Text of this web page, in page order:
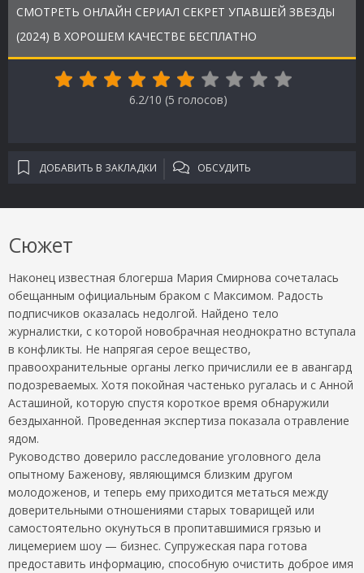
СМОТРЕТЬ ОНЛАЙН СЕРИАЛ СЕКРЕТ УПАВШЕЙ ЗВЕЗДЫ
(2024) В ХОРОШЕМ КАЧЕСТВЕ БЕСПЛАТНО
6.2/10 (5 голосов)
ДОБАВИТЬ В ЗАКЛАДКИ ОБСУДИТЬ
Сюжет
Наконец известная блогерша Мария Смирнова сочеталась
обещанным официальным браком с Максимом. Радость
подписчиков оказалась недолгой. Найдено тело
журналистки, с которой новобрачная неоднократно вступала
в конфликты. Не напрягая серое вещество,
правоохранительные органы легко причислили ее в авангард
подозреваемых. Хотя покойная частенько ругалась и с Анной
Асташиной, которую спустя короткое время обнаружили
бездыханной. Проведенная экспертиза показала отравление
ядом.
Руководство доверило расследование уголовного дела
опытному Баженову, являющимся близким другом
молодоженов, и теперь ему приходится метаться между
доверительными отношениями старых товарищей или
самостоятельно окунуться в пропитавшимися грязью и
лицемерием шоу — бизнес. Супружеская пара готова
предоставить информацию, способную очистить доброе имя